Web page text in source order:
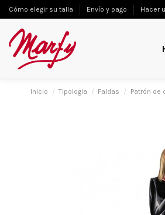
Cómo elegir su talla Envío y pago Hacer
Inicio Tipologia Faldas Patrón de